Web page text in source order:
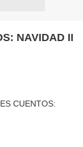
NAVIDAD II